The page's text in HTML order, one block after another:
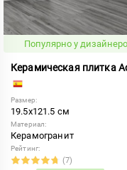
Популярно у
Керамическая плитка
Размер:
19.5x121.5 см
Материал:
Керамогранит
Рейтинг:
(7)